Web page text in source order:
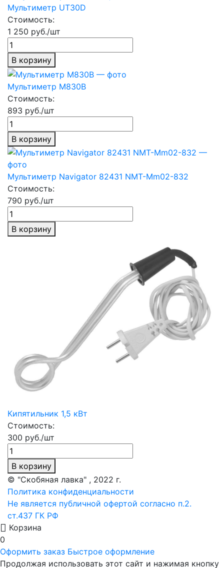
Мультиметр UT30D
Стоимость:
1 250 руб./шт
В корзину
Мультиметр М830В
Стоимость:
893 руб./шт
В корзину
Мультиметр Navigator 82431 NMT-Mm02-832
Стоимость:
790 руб./шт
В корзину
Кипятильник 1,5 кВт
Стоимость:
300 руб./шт
В корзину
© "Скобяная лавка" , 2022 г.
Политика конфиденциальности
Не является публичной офертой согласно п.2.
ст.437 ГК РФ
Корзина
0
Оформить заказ Быстрое оформление
Продолжая использовать этот сайт и нажимая кнопку